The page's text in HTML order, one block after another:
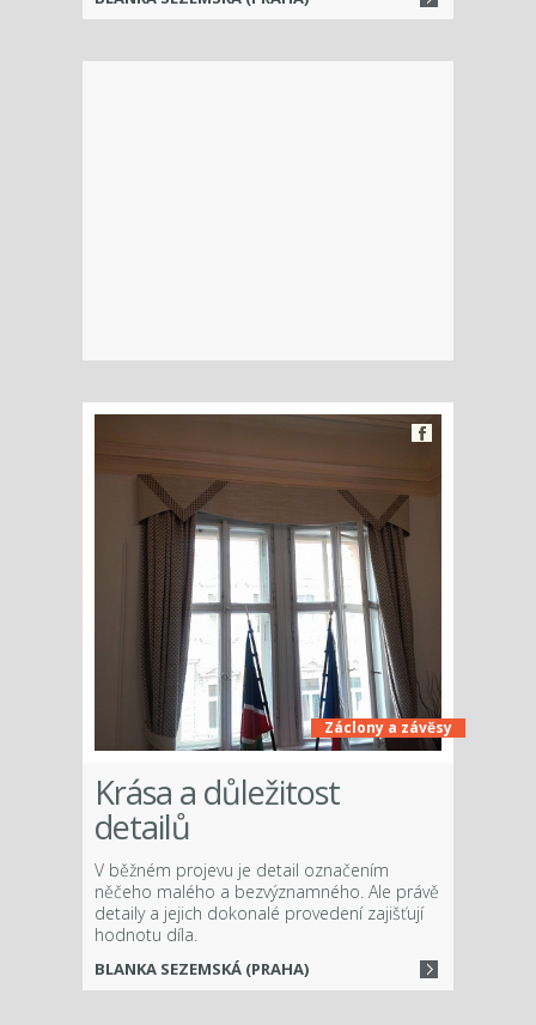
Záclony a závěsy
Krása a důležitost
detailů
V běžném projevu je detail označením
něčeho malého a bezvýznamného. Ale právě
detaily a jejich dokonalé provedení zajišťují
hodnotu díla.
BLANKA SEZEMSKÁ (PRAHA)